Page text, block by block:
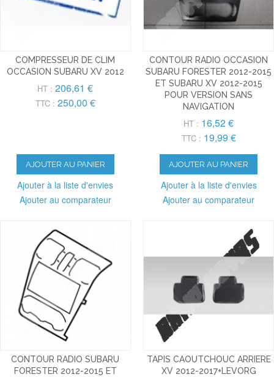
COMPRESSEUR DE CLIM
OCCASION SUBARU XV 2012
HT : 206,61 €
TTC : 250,00 €
AJOUTER AU PANIER
Ajouter à la liste d'envies
Ajouter au comparateur
CONTOUR RADIO OCCASION
SUBARU FORESTER 2012-2015
ET SUBARU XV 2012-2015
POUR VERSION SANS
NAVIGATION
HT : 16,52 €
TTC : 19,99 €
AJOUTER AU PANIER
Ajouter à la liste d'envies
Ajouter au comparateur
CONTOUR RADIO SUBARU
FORESTER 2012-2015 ET
TAPIS CAOUTCHOUC ARRIERE
XV 2012-2017+LEVORG